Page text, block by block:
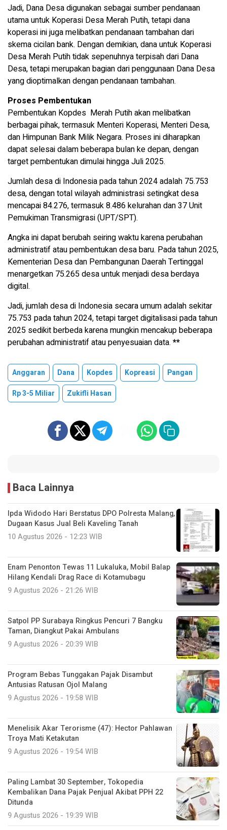
Jadi, Dana Desa digunakan sebagai sumber pendanaan
utama untuk Koperasi Desa Merah Putih, tetapi dana
koperasi ini juga melibatkan pendanaan tambahan dari
skema cicilan bank. Dengan demikian, dana untuk Koperasi
Desa Merah Putih tidak sepenuhnya terpisah dari Dana
Desa, tetapi merupakan bagian dari penggunaan Dana Desa
yang dioptimalkan dengan pendanaan tambahan.
Proses Pembentukan
Pembentukan Kopdes Merah Putih akan melibatkan
berbagai pihak, termasuk Menteri Koperasi, Menteri Desa,
dan Himpunan Bank Milik Negara. Proses ini diharapkan
dapat selesai dalam beberapa bulan ke depan, dengan
target pembentukan dimulai hingga Juli 2025.
Jumlah desa di Indonesia pada tahun 2024 adalah 75.753
desa, dengan total wilayah administrasi setingkat desa
mencapai 84.276, termasuk 8.486 kelurahan dan 37 Unit
Pemukiman Transmigrasi (UPT/SPT).
Angka ini dapat berubah seiring waktu karena perubahan
administratif atau pembentukan desa baru. Pada tahun 2025,
Kementerian Desa dan Pembangunan Daerah Tertinggal
menargetkan 75.265 desa untuk menjadi desa berdaya
digital.
Jadi, jumlah desa di Indonesia secara umum adalah sekitar
75.753 pada tahun 2024, tetapi target digitalisasi pada tahun
2025 sedikit berbeda karena mungkin mencakup beberapa
perubahan administratif atau penyesuaian data. **
Anggaran Dana Kopdes Kopreasi
Pangan
Rp 3-5 Miliar
Zukifli Hasan
Baca Lainnya
Ipda Widodo Hari Berstatus DPO Polresta Malang,
Dugaan Kasus Jual Beli Kaveling Tanah
10 Agustus 2026 - 12:23 WIB
Enam Penonton Tewas 11 Lukaluka, Mobil Balap
Hilang Kendali Drag Race di Kotamubagu
9 Agustus 2026 - 21:26 WIB
Satpol PP Surabaya Ringkus Pencuri 7 Bangku
Taman, Diangkut Pakai Ambulans
9 Agustus 2026 - 20:39 WIB
Program Bebas Tunggakan Pajak Disambut
Antusias Ratusan Ojol Malang
9 Agustus 2026 - 19:58 WIB
Menelisik Akar Terorisme (47): Hector Pahlawan
Troya Mati Ketakutan
9 Agustus 2026 - 19:54 WIB
Paling Lambat 30 September, Tokopedia
Kembalikan Dana Pajak Penjual Akibat PPH 22
Ditunda
9 Agustus 2026 - 19:39 WIB